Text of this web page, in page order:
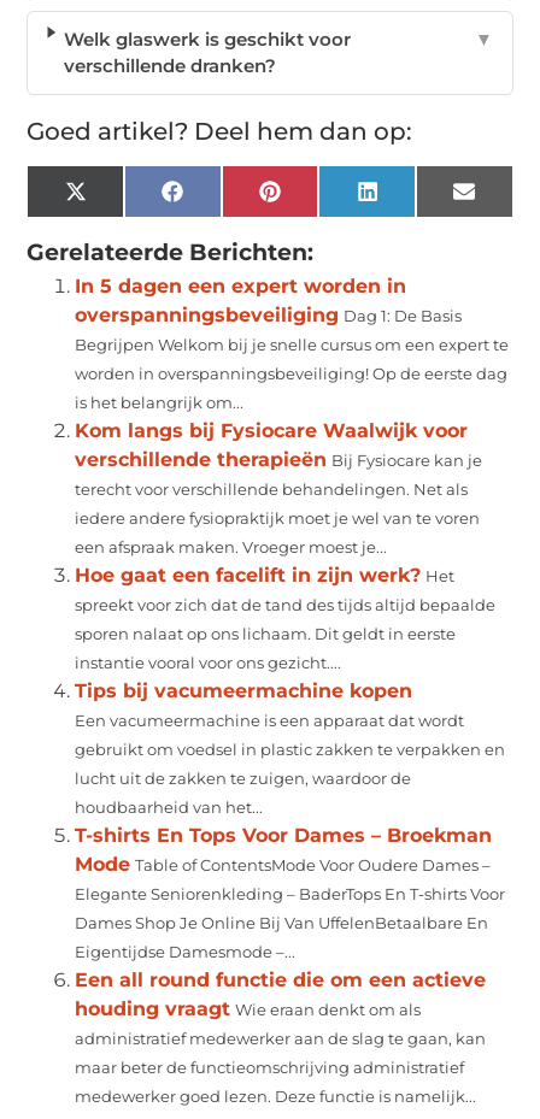
Welk glaswerk is geschikt voor
verschillende dranken?
▼
Goed artikel? Deel hem dan op:
X
(Twitter)
Facebook Pinterest LinkedIn Email
Gerelateerde Berichten:
In 5 dagen een expert worden in
overspanningsbeveiliging Dag 1: De Basis
Begrijpen Welkom bij je snelle cursus om een expert te
worden in overspanningsbeveiliging! Op de eerste dag
is het belangrijk om...
Kom langs bij Fysiocare Waalwijk voor
verschillende therapieën Bij Fysiocare kan je
terecht voor verschillende behandelingen. Net als
iedere andere fysiopraktijk moet je wel van te voren
een afspraak maken. Vroeger moest je...
Hoe gaat een facelift in zijn werk? Het
spreekt voor zich dat de tand des tijds altijd bepaalde
sporen nalaat op ons lichaam. Dit geldt in eerste
instantie vooral voor ons gezicht....
Tips bij vacumeermachine kopen
Een vacumeermachine is een apparaat dat wordt
gebruikt om voedsel in plastic zakken te verpakken en
lucht uit de zakken te zuigen, waardoor de
houdbaarheid van het...
T-shirts En Tops Voor Dames – Broekman
Mode Table of ContentsMode Voor Oudere Dames –
Elegante Seniorenkleding – BaderTops En T-shirts Voor
Dames Shop Je Online Bij Van UffelenBetaalbare En
Eigentijdse Damesmode –...
Een all round functie die om een actieve
houding vraagt Wie eraan denkt om als
administratief medewerker aan de slag te gaan, kan
maar beter de functieomschrijving administratief
medewerker goed lezen. Deze functie is namelijk...